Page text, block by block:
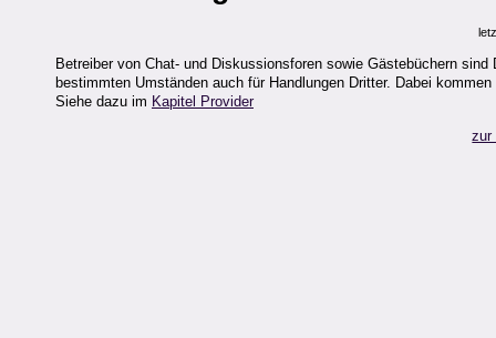
Betreiber von Chat- und Diskussionsforen sowie Gästebüchern
bestimmten Umständen auch für Handlungen Dritter. Dabei
Siehe dazu im Kapitel Provider
zur